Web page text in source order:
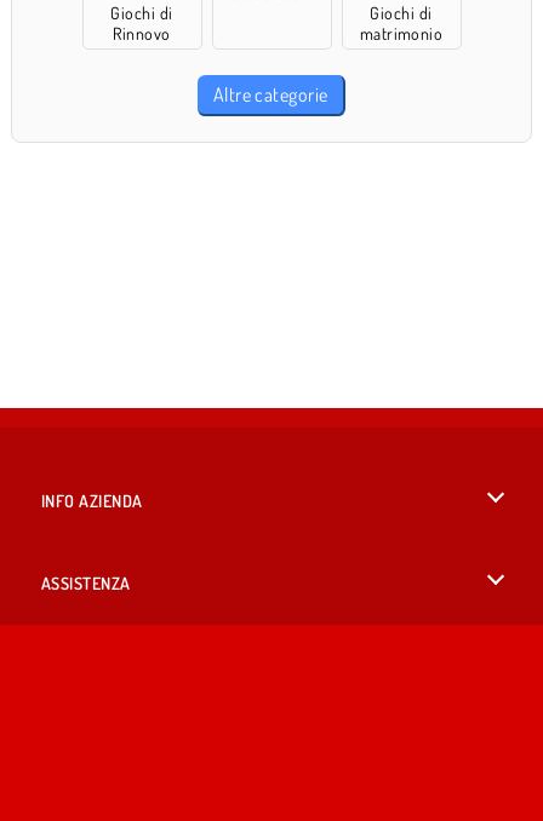
Giochi di
Rinnovo
Giochi di
matrimonio
Altre categorie
INFO AZIENDA
ASSISTENZA